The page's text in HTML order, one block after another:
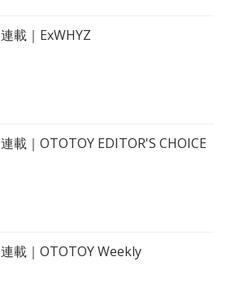
連載｜ExWHYZ
連載｜OTOTOY EDITOR'S CHOICE
連載｜OTOTOY Weekly